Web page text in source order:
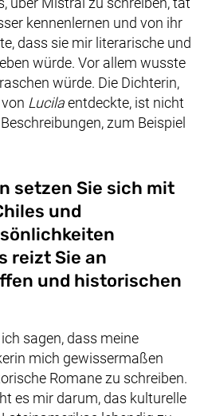
kennenlernen und von ihr
dass sie mir literarische und
würde. Vor allem wusste
würde. Die Dichterin,
Lucilaentdeckte, ist nicht
zum Beispiel
setzen Sie sich mit
und
reizt Sie an
und historischen
sagen, dass meine
mich gewissermaßen
Romane zu schreiben.
es mir darum, das kulturelle